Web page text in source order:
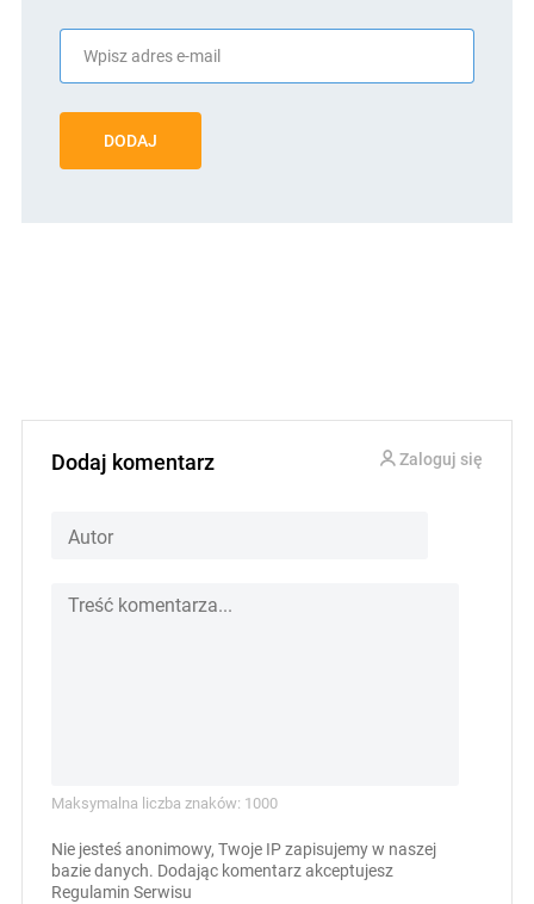
DODAJ
Dodaj komentarz Zaloguj się
Maksymalna liczba znaków: 1000
Nie jesteś anonimowy, Twoje IP zapisujemy w naszej
bazie danych. Dodając komentarz akceptujesz
Regulamin Serwisu